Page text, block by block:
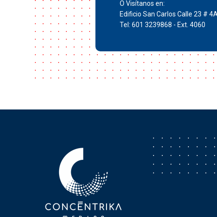
O Visítanos en:
Edificio San Carlos Calle 23 #
Tel: 601 3239868 - Ext. 4060